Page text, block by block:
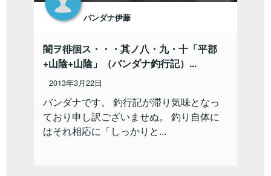
バンダナ伊藤
闇ヲ徘徊ス・・・其ノ八・九・十「平郡
+山陰+山陰」（バンダナ釣行記）...
2013年3月22日
バンダナです。 釣行記が滞り気味となっ
ており申し訳ございませぬ。 釣り自体に
はそれ相応に「しっかりと...